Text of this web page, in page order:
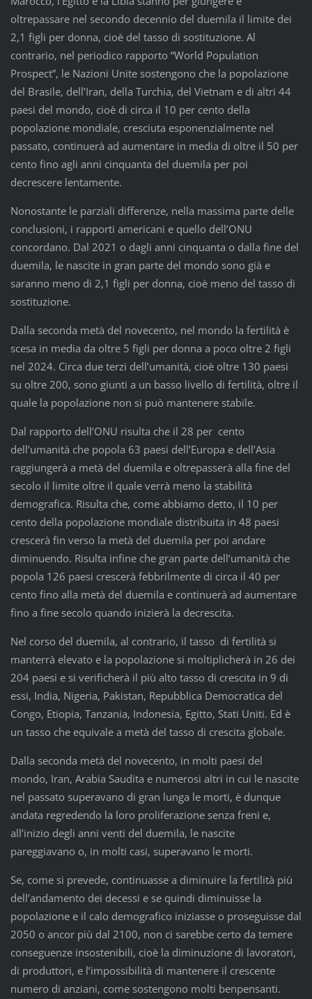
oltrepassare nel secondo decennio del duemila il limite dei
2,1 figli per donna, cioè del tasso di sostituzione. Al
contrario, nel periodico rapporto “World Population
Prospect”, le Nazioni Unite sostengono che la popolazione
del Brasile, dell’Iran, della Turchia, del Vietnam e di altri 44
paesi del mondo, cioè di circa il 10 per cento della
popolazione mondiale, cresciuta esponenzialmente nel
passato, continuerà ad aumentare in media di oltre il 50 per
cento fino agli anni cinquanta del duemila per poi
decrescere lentamente.
Nonostante le parziali differenze, nella massima parte delle
conclusioni, i rapporti americani e quello dell’ONU
concordano. Dal 2021 o dagli anni cinquanta o dalla fine del
duemila, le nascite in gran parte del mondo sono già e
saranno meno di 2,1 figli per donna, cioè meno del tasso di
sostituzione.
Dalla seconda metà del novecento, nel mondo la fertilità è
scesa in media da oltre 5 figli per donna a poco oltre 2 figli
nel 2024. Circa due terzi dell’umanità, cioè oltre 130 paesi
su oltre 200, sono giunti a un basso livello di fertilità, oltre il
quale la popolazione non si può mantenere stabile.
Dal rapporto dell’ONU risulta che il 28 per cento
dell’umanità che popola 63 paesi dell’Europa e dell’Asia
raggiungerà a metà del duemila e oltrepasserà alla fine del
secolo il limite oltre il quale verrà meno la stabilità
demografica. Risulta che, come abbiamo detto, il 10 per
cento della popolazione mondiale distribuita in 48 paesi
crescerà fin verso la metà del duemila per poi andare
diminuendo. Risulta infine che gran parte dell’umanità che
popola 126 paesi crescerà febbrilmente di circa il 40 per
cento fino alla metà del duemila e continuerà ad aumentare
fino a fine secolo quando inizierà la decrescita.
Nel corso del duemila, al contrario, il tasso di fertilità si
manterrà elevato e la popolazione si moltiplicherà in 26 dei
204 paesi e si verificherà il più alto tasso di crescita in 9 di
essi, India, Nigeria, Pakistan, Repubblica Democratica del
Congo, Etiopia, Tanzania, Indonesia, Egitto, Stati Uniti. Ed è
un tasso che equivale a metà del tasso di crescita globale.
Dalla seconda metà del novecento, in molti paesi del
mondo, Iran, Arabia Saudita e numerosi altri in cui le nascite
nel passato superavano di gran lunga le morti, è dunque
andata regredendo la loro proliferazione senza freni e,
all’inizio degli anni venti del duemila, le nascite
pareggiavano o, in molti casi, superavano le morti.
Se, come si prevede, continuasse a diminuire la fertilità più
dell’andamento dei decessi e se quindi diminuisse la
popolazione e il calo demografico iniziasse o proseguisse dal
2050 o ancor più dal 2100, non ci sarebbe certo da temere
conseguenze insostenibili, cioè la diminuzione di lavoratori,
di produttori, e l’impossibilità di mantenere il crescente
numero di anziani, come sostengono molti benpensanti.